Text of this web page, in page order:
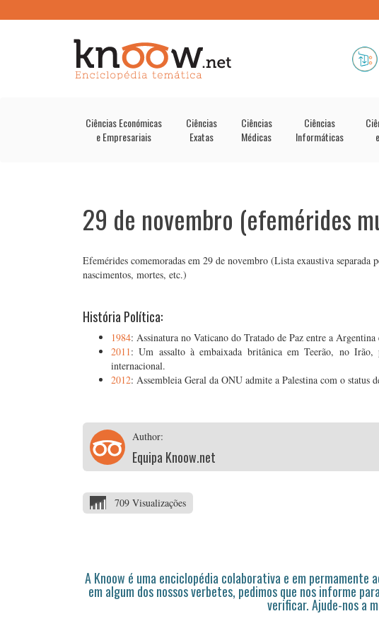
Ciências Económicas
e Empresariais
Ciências
Exatas
Ciências
Médicas
Ciências
Informáticas
29 de novembro (efemérides
Efemérides comemoradas em 29 de novembro (Lista exaustiva
nascimentos, mortes, etc.)
História Política:
1984: Assinatura no Vaticano do Tratado de Paz entre a
2011: Um assalto à embaixada britânica em Teerão, no
internacional.
2012: Assembleia Geral da ONU admite a Palestina com o status
Author:
Equipa Knoow.net
709 Visualizações
A Knoow é uma enciclopédia colaborativa e em
em algum dos nossos verbetes, pedimos que nos informe
verificar. Ajude-nos a